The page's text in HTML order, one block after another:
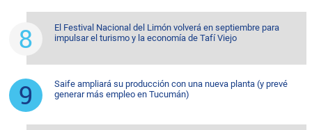
El Festival Nacional del Limón volverá en septiembre para
impulsar el turismo y la economía de Tafí Viejo
Saife ampliará su producción con una nueva planta (y prevé
generar más empleo en Tucumán)